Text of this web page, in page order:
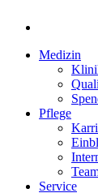
Medizin
Pflege
Service